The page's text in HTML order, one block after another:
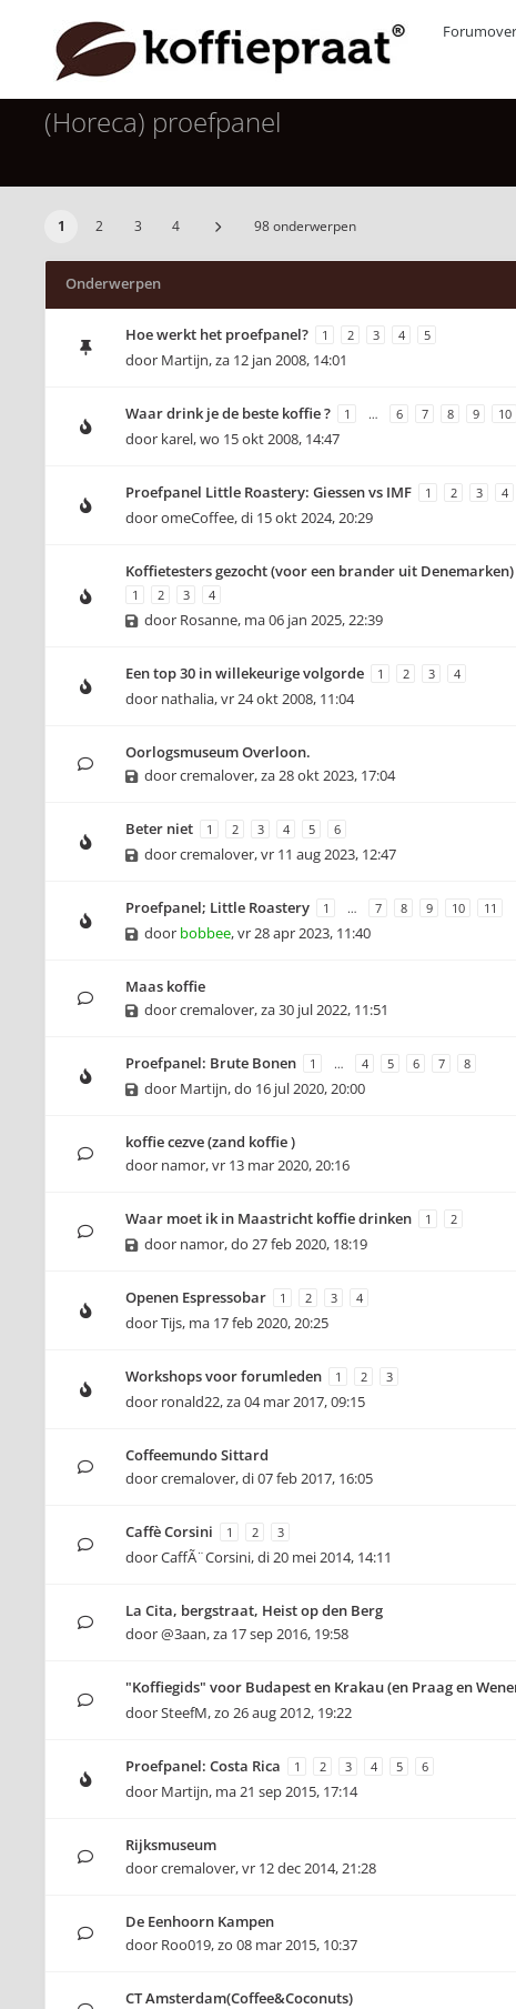
(Horeca) proefpanel
1 2 3 4 98 onderwerpen
Onderwerpen
Hoe werkt het proefpanel? 1 2 3 4 5
door Martijn,za 12 jan 2008, 14:01
Waar drink je de beste koffie ? 1 … 6 7 8 9 10
door karel,wo 15 okt 2008, 14:47
Proefpanel Little Roastery: Giessen vs IMF 1 2 3 4
dooromeCoffee,di 15 okt 2024, 20:29
Koffietesters gezocht (voor een brander uit Denemarken)
1 2 3 4
door Rosanne, ma 06 jan 2025, 22:39
Een top 30 in willekeurige volgorde 1 2 3 4
door nathalia,vr 24 okt 2008, 11:04
Oorlogsmuseum Overloon.
doorcremalover,za 28 okt 2023, 17:04
Beter niet 1 2 3 4 5 6
doorcremalover,vr 11 aug 2023, 12:47
Proefpanel; Little Roastery 1 … 7 8 9 10 11
door bobbee,vr 28 apr 2023, 11:40
Maas koffie
doorcremalover,za 30 jul 2022, 11:51
Proefpanel: Brute Bonen 1 … 4 5 6 7 8
door Martijn,do 16 jul 2020, 20:00
koffie cezve (zand koffie )
door namor,vr 13 mar 2020, 20:16
Waar moet ik in Maastricht koffie drinken 1 2
door namor,do 27 feb 2020, 18:19
Openen Espressobar 1 2 3 4
doorTijs, ma 17 feb 2020, 20:25
Workshops voor forumleden 1 2 3
door ronald22,za 04 mar 2017, 09:15
Coffeemundo Sittard
doorcremalover,di 07 feb 2017, 16:05
Caffè Corsini 1 2 3
doorCaffÃ¨Corsini,di 20 mei 2014, 14:11
La Cita, bergstraat, Heist op den Berg
door@3aan,za 17 sep 2016, 19:58
"Koffiegids" voor Budapest en Krakau (en Praag en
doorSteefM,zo 26 aug 2012, 19:22
Proefpanel: Costa Rica 1 2 3 4 5 6
door Martijn, ma 21 sep 2015, 17:14
Rijksmuseum
doorcremalover,vr 12 dec 2014, 21:28
De Eenhoorn Kampen
door Roo019,zo 08 mar 2015, 10:37
CT Amsterdam(Coffee&Coconuts)